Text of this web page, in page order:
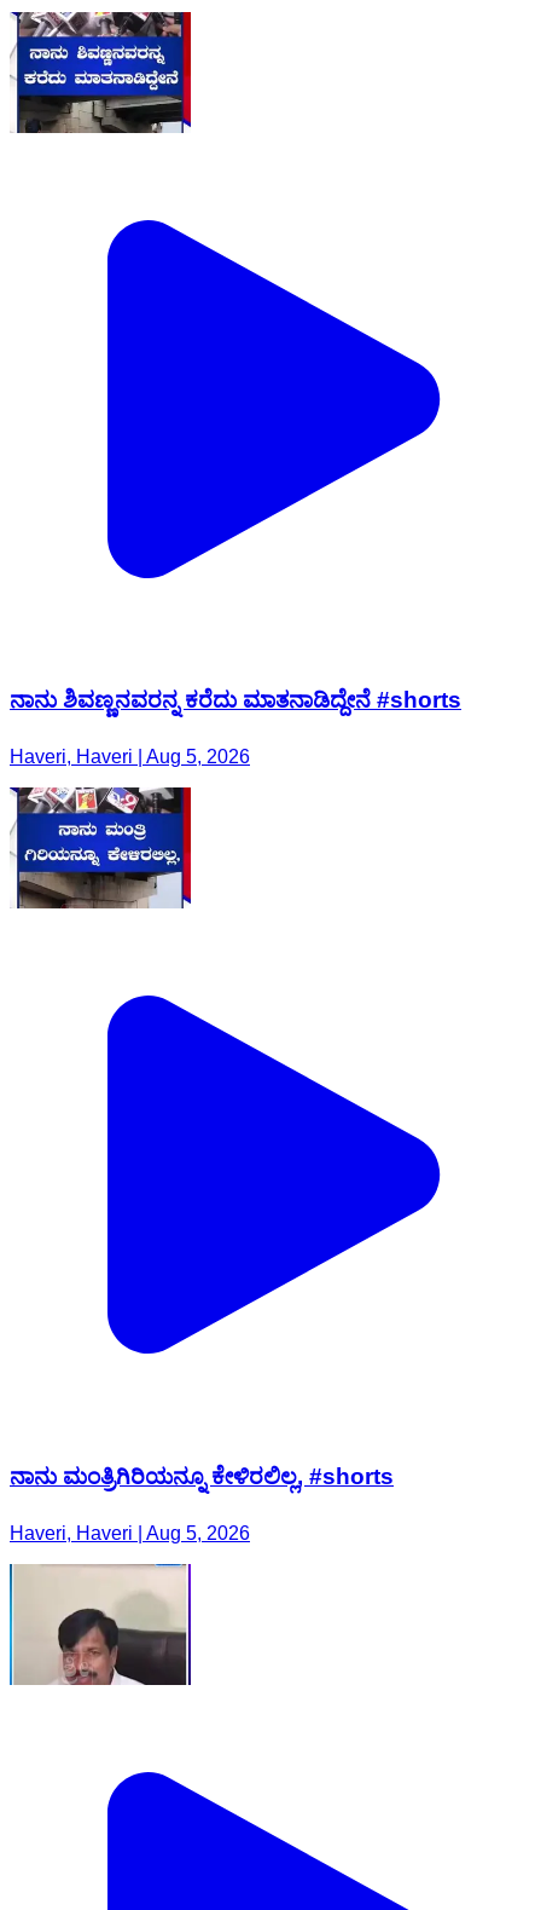
ನಾನು ಶಿವಣ್ಣನವರನ್ನ ಕರೆದು ಮಾತನಾಡಿದ್ದೇನೆ #shorts
Haveri, Haveri | Aug 5, 2026
ನಾನು ಮಂತ್ರಿಗಿರಿಯನ್ನೂ ಕೇಳಿರಲಿಲ್ಲ, #shorts
Haveri, Haveri | Aug 5, 2026